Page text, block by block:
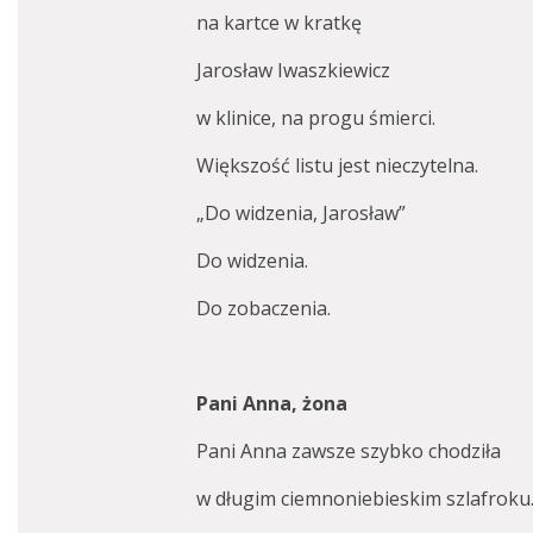
na kartce w kratkę
Jarosław Iwaszkiewicz
w klinice, na progu śmierci.
Większość listu jest nieczytelna.
„Do widzenia, Jarosław”
Do widzenia.
Do zobaczenia.
Pani Anna, żona
Pani Anna zawsze szybko chodziła
w długim ciemnoniebieskim szlafroku.